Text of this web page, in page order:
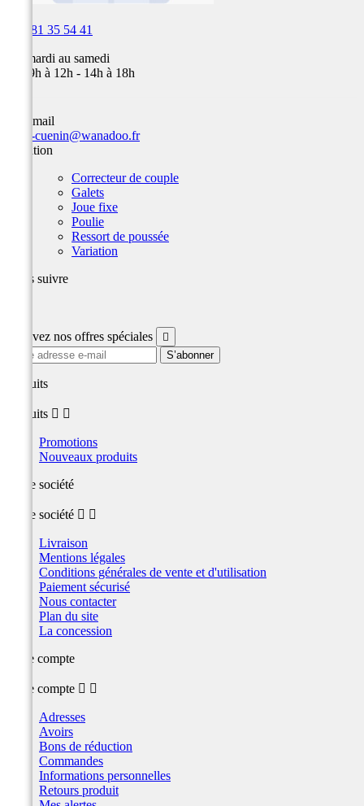
03 81 35 54 41
Du mardi au samedi
de 09h à 12h - 14h à 18h
Par email
team-cuenin@wanadoo.fr
Variation
Correcteur de couple
Galets
Joue fixe
Poulie
Ressort de poussée
Variation
Nous suivre
Recevez nos offres spéciales 
produits
produits  
Promotions
Nouveaux produits
Notre société
Notre société  
Livraison
Mentions légales
Conditions générales de vente et d'utilisation
Paiement sécurisé
Nous contacter
Plan du site
La concession
Votre compte
Votre compte  
Adresses
Avoirs
Bons de réduction
Commandes
Informations personnelles
Retours produit